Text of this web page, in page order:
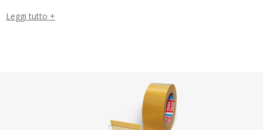
È ampiamente usato per applicazioni temporanee o richiudibili,
Leggi tutto +